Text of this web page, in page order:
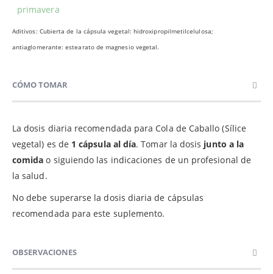
primavera
Aditivos: Cubierta de la cápsula vegetal: hidroxipropilmetilcelulosa;
antiaglomerante: estearato de magnesio vegetal.
CÓMO TOMAR
La dosis diaria recomendada para Cola de Caballo (Sílice
vegetal) es de 1 cápsula al día. Tomar la dosis junto a la
comida o siguiendo las indicaciones de un profesional de
la salud.
No debe superarse la dosis diaria de cápsulas
recomendada para este suplemento.
OBSERVACIONES